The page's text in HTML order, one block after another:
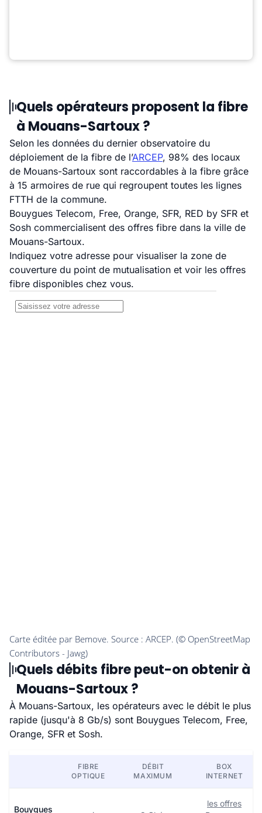
Quels opérateurs proposent la fibre
à Mouans-Sartoux ?
Selon les données du dernier observatoire du
déploiement de la fibre de l’ARCEP, 98% des locaux
de Mouans-Sartoux sont raccordables à la fibre grâce
à 15 armoires de rue qui regroupent toutes les lignes
FTTH de la commune.
Bouygues Telecom, Free, Orange, SFR, RED by SFR et
Sosh commercialisent des offres fibre dans la ville de
Mouans-Sartoux.
Indiquez votre adresse pour visualiser la zone de
couverture du point de mutualisation et voir les offres
fibre disponibles chez vous.
Quels débits fibre peut-on obtenir à
Mouans-Sartoux ?
À Mouans-Sartoux, les opérateurs avec le débit le plus
rapide (jusqu'à 8 Gb/s) sont Bouygues Telecom, Free,
Orange, SFR et Sosh.
FIBRE
OPTIQUE
DÉBIT
MAXIMUM
BOX
INTERNET
Bouygues
les offres